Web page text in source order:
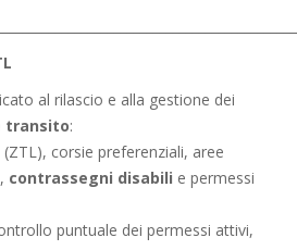
al rilascio e alla gestione dei
transito:
corsie preferenziali, aree
contrassegni disabili e permessi
puntuale dei permessi attivi,